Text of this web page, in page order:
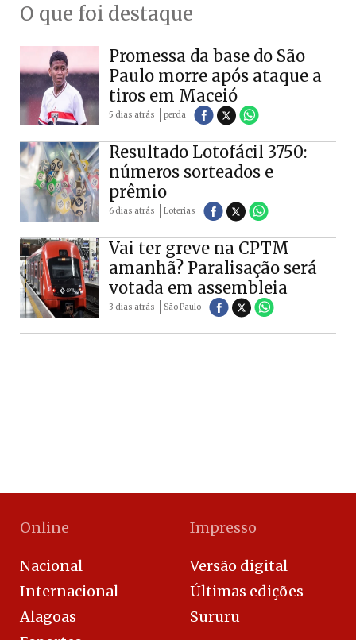
O que foi destaque
Promessa da base do São
Paulo morre após ataque a
tiros em Maceió
5 dias atrás perda
Resultado Lotofácil 3750:
números sorteados e
prêmio
6 dias atrás Loterias
Vai ter greve na CPTM
amanhã? Paralisação será
votada em assembleia
3 dias atrás São Paulo
Online
Nacional
Internacional
Alagoas
Impresso
Versão digital
Últimas edições
Sururu